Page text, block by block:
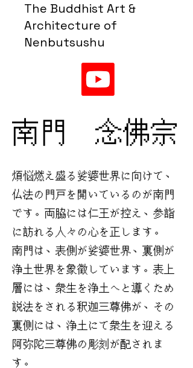
The Buddhist Art &
Architecture of
Nenbutsushu
南門 念佛宗
煩悩燃え盛る娑婆世界に向けて、
仏法の門戸を開いているのが南門
です。両脇には仁王が控え、参詣
に訪れる人々の心を正します。
南門は、表側が娑婆世界、裏側が
浄土世界を象徴しています。表上
層には、衆生を浄土へと導くため
説法をされる釈迦三尊佛が、その
裏側には、浄土にて衆生を迎える
阿弥陀三尊佛の彫刻が配されま
す。